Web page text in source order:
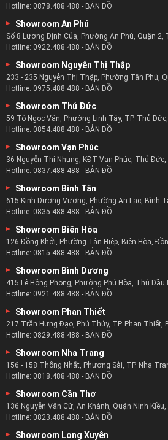
Hotline: 0878.488.488 - BẢN ĐỒ
Showroom An Phú
Số 8 Lương Định Của, Phường An Phú, Quận 2,
Hotline: 0922.488.488 - BẢN ĐỒ
Showroom Nguyễn Thị Thập
233 - 235 Nguyễn Thị Thập, Phường Tân Phú,
Hotline: 0975.488.488 - BẢN ĐỒ
Showroom Thủ Đức
59 Tô Ngọc Vân, Phường Linh Tây, TP. Thủ Đức,
Hotline: 0854.488.488 - BẢN ĐỒ
Showroom Vạn Phúc
36 Nguyễn Thị Nhung, KĐT Vạn Phúc, Thủ Đức,
Hotline: 0837.488.488 - BẢN ĐỒ
Showroom Bình Tân
615 Kinh Dương Vương, Phường An Lạc, Bình
Hotline: 0835.488.488 - BẢN ĐỒ
Showroom Biên Hòa
126 Đồng Khởi, Phường Tân Hiệp, Biên Hòa,
Hotline: 0815.488.488 - BẢN ĐỒ
Showroom Bình Dương
415 Lê Hồng Phong, Phường Phú Hòa, Thủ
Hotline: 0921.488.488 - BẢN ĐỒ
Showroom Phan Thiết
217 Trần Hưng Đạo, Phú Thủy, TP. Phan Thiết,
Hotline: 0829.488.488 - BẢN ĐỒ
Showroom Nha Trang
156 - 158 Thống Nhất, Phương Sài, TP. Nha
Hotline: 0818.488.488 - BẢN ĐỒ
Showroom Cần Thơ
136 Nguyễn Văn Cừ, An Khánh, Quận Ninh
Hotline: 0823.488.488 - BẢN ĐỒ
Showroom Long Xuyên